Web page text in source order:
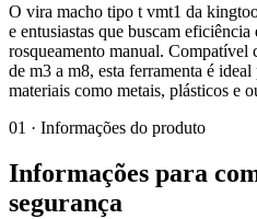
O vira macho tipo t vmt1 da
e entusiastas que buscam eficiência
rosqueamento manual. Compatível
de m3 a m8, esta ferramenta é
materiais como metais, plásticos e
01 · Informações do produto
Informações para
segurança